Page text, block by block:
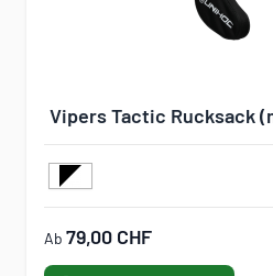
Vipers Tactic Rucksack
Ab 79,00 CHF